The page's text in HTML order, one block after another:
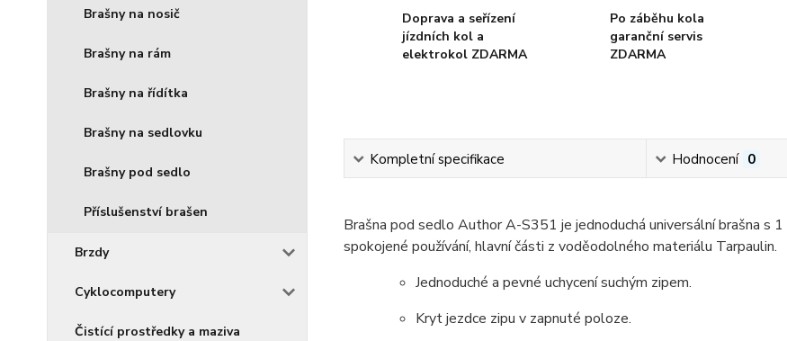
Brašny na nosič
Brašny na rám
Brašny na řídítka
Brašny na sedlovku
Brašny pod sedlo
Příslušenství brašen
Brzdy
Cyklocomputery
Čistící prostředky a maziva
Doprava a seřízení
jízdních kol a
elektrokol ZDARMA
Po záběhu kola
garanční servis
ZDARMA
Kompletní specifikace Hodnocení 0
Brašna pod sedlo Author A-S351 je jednoduchá universální brašna s
spokojené používání, hlavní části z voděodolného materiálu Tarpaulin.
Jednoduché a pevné uchycení suchým zipem.
Kryt jezdce zipu v zapnuté poloze.